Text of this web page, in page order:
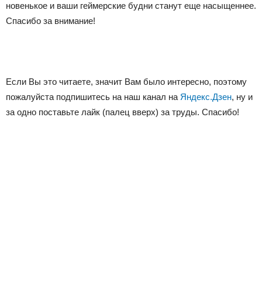
новенькое и ваши геймерские будни станут еще насыщеннее.
Спасибо за внимание!
Если Вы это читаете, значит Вам было интересно, поэтому
пожалуйста подпишитесь на наш канал на Яндекс.Дзен, ну и
за одно поставьте лайк (палец вверх) за труды. Спасибо!